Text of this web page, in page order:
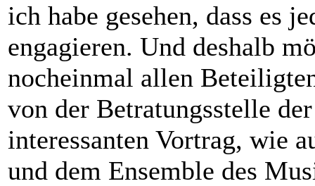
ich habe gesehen, dass es
engagieren. Und deshalb
nocheinmal allen
von der Betratungsstelle
interessanten Vortrag, wie
und dem Ensemble des